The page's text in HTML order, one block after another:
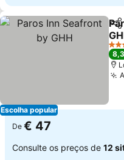
Escolha popular
3
8,3
De € 47
Consulte os preços de 12